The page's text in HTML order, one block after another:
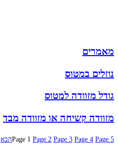
מאמרים
נוזלים במטוס
גודל מזוודה למטוס
מזוודה קשיחה או מזוודה מבד
Page 1 Page 2 Page 3 Page 4 Page 5 הבא